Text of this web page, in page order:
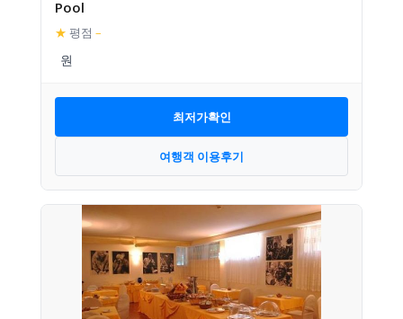
Pool
★ 평점 –
최저가확인
여행객 이용후기